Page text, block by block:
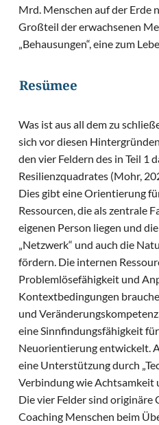
Mrd. Menschen auf der Erde
Großteil der erwachsenen
„Behausungen“, eine zum
Resümee
Was ist aus all dem zu
sich vor diesen
den vier Feldern des in Teil 1
Resilienzquadrates (Mohr,
Dies gibt eine Orientierung
Ressourcen, die als zentrale
eigenen Person liegen und
„Netzwerk“ und auch die
fördern. Die internen
Problemlösefähigkeit und
Kontextbedingungen
und
eine Sinnfindungsfähigkeit
Neuorientierung entwickelt.
eine Unterstützung durch
Verbindung wie Achtsamkeit
Die vier Felder sind originäre
Coaching Menschen beim